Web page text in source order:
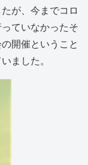
が、今までコロ
ていなかったそ
開催ということ
ました。